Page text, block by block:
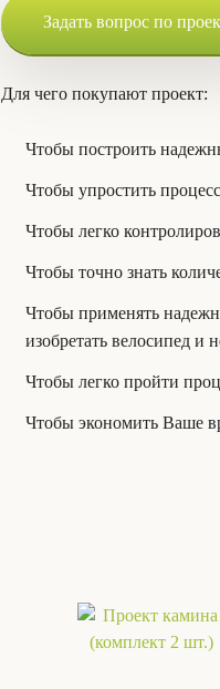
Задать вопрос по
Для чего покупают проект:
Чтобы построить
Чтобы упростить
Чтобы легко
Чтобы точно знать
Чтобы применять
изобретать велосипед и
Чтобы легко пройти
Чтобы экономить Ваше